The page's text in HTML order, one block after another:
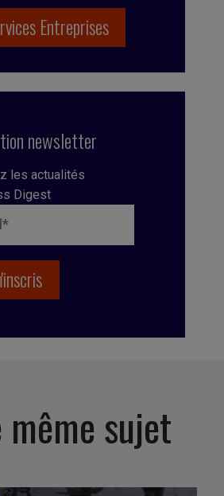
Entreprises
newsletter
les actualités
Digest
sujet